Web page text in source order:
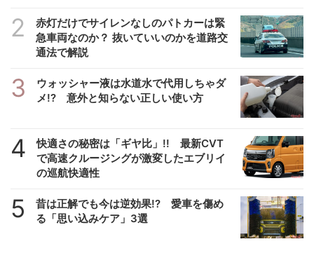
2
赤灯だけでサイレンなしのパトカーは緊
急車両なのか？ 抜いていいのかを道路交
通法で解説
3
ウォッシャー液は水道水で代用しちゃダ
メ!? 意外と知らない正しい使い方
4
快適さの秘密は「ギヤ比」!! 最新CVT
で高速クルージングが激変したエブリイ
の巡航快適性
5
昔は正解でも今は逆効果!? 愛車を傷め
る「思い込みケア」3選